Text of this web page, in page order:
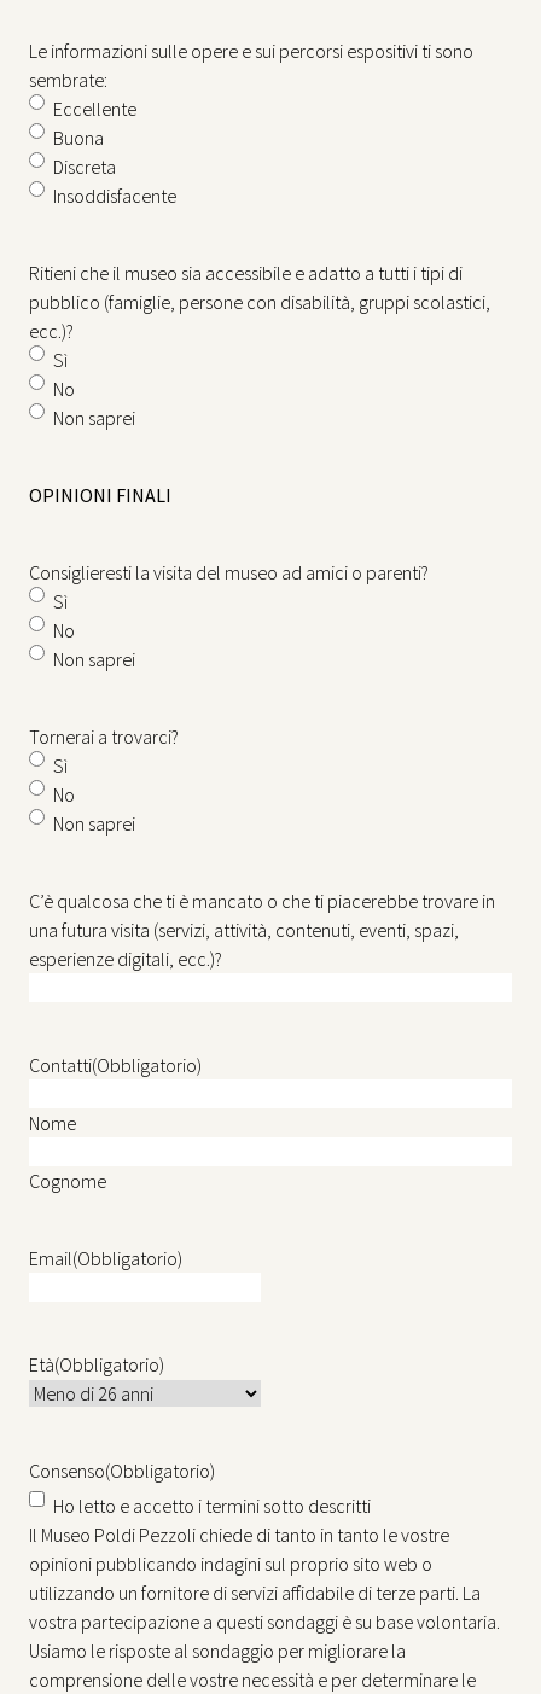
Le informazioni sulle opere e sui percorsi espositivi ti sono
sembrate:
Eccellente
Buona
Discreta
Insoddisfacente
Ritieni che il museo sia accessibile e adatto a tutti i tipi di
pubblico (famiglie, persone con disabilità, gruppi scolastici,
ecc.)?
Sì
No
Non saprei
OPINIONI FINALI
Consiglieresti la visita del museo ad amici o parenti?
Sì
No
Non saprei
Tornerai a trovarci?
Sì
No
Non saprei
C’è qualcosa che ti è mancato o che ti piacerebbe trovare in
una futura visita (servizi, attività, contenuti, eventi, spazi,
esperienze digitali, ecc.)?
Contatti(Obbligatorio)
Nome
Cognome
Email(Obbligatorio)
Età(Obbligatorio)
Consenso(Obbligatorio)
Ho letto e accetto i termini sotto descritti
Il Museo Poldi Pezzoli chiede di tanto in tanto le vostre
opinioni pubblicando indagini sul proprio sito web o
utilizzando un fornitore di servizi affidabile di terze parti. La
vostra partecipazione a questi sondaggi è su base volontaria.
Usiamo le risposte al sondaggio per migliorare la
comprensione delle vostre necessità e per determinare le